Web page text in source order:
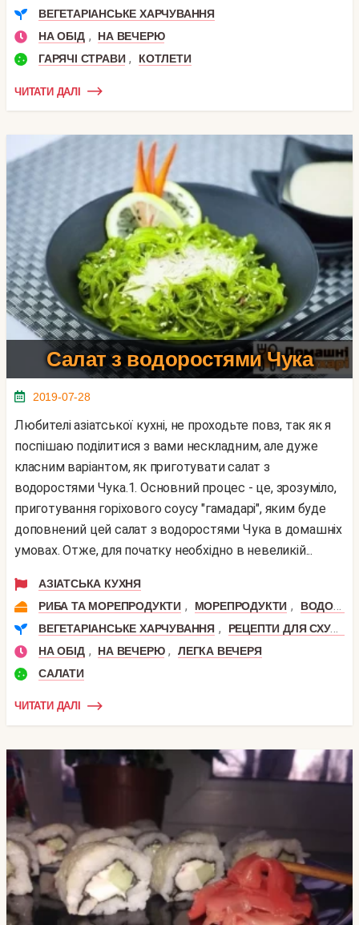
ВЕГЕТАРІАНСЬКЕ ХАРЧУВАННЯ
НА ОБІД ,
НА ВЕЧЕРЮ
ГАРЯЧІ СТРАВИ , КОТЛЕТИ
ЧИТАТИ ДАЛІ
Салат з водоростями Чука
2019-07-28
Любителі азіатської кухні, не проходьте повз, так як я
поспішаю поділитися з вами нескладним, але дуже
класним варіантом, як приготувати салат з
водоростями Чука.1. Основний процес - це, зрозуміло,
приготування горіхового соусу "гамадарі", яким буде
доповнений цей салат з водоростями Чука в домашніх
умовах. Отже, для початку необхідно в невеликій...
АЗІАТСЬКА КУХНЯ
РИБА ТА МОРЕПРОДУКТИ , МОРЕПРОДУКТИ ,
ВОДОРОСТІ
ВЕГЕТАРІАНСЬКЕ ХАРЧУВАННЯ ,
РЕЦЕПТИ ДЛЯ СХУДНЕННЯ
НА ОБІД , НА ВЕЧЕРЮ ,
ЛЕГКА ВЕЧЕРЯ
САЛАТИ
ЧИТАТИ ДАЛІ